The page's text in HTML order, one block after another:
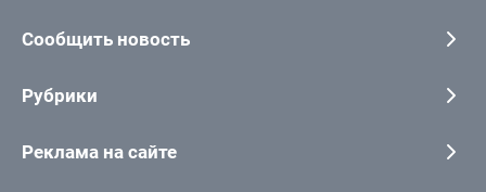
Сообщить новость
Рубрики
Реклама на сайте